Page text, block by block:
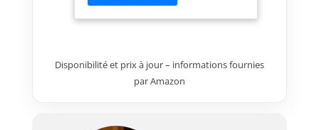
Disponibilité et prix à jour – informations fournies
par Amazon